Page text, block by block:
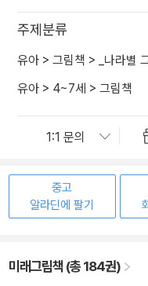
주제분류
유아 > 그림책 > _나라별
유아 > 4~7세 > 그림책
중고
알라딘에 팔기
미래그림책 (총 184권)